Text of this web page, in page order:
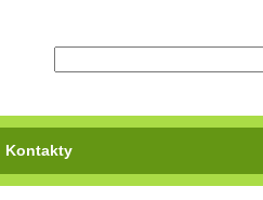
Kontakty